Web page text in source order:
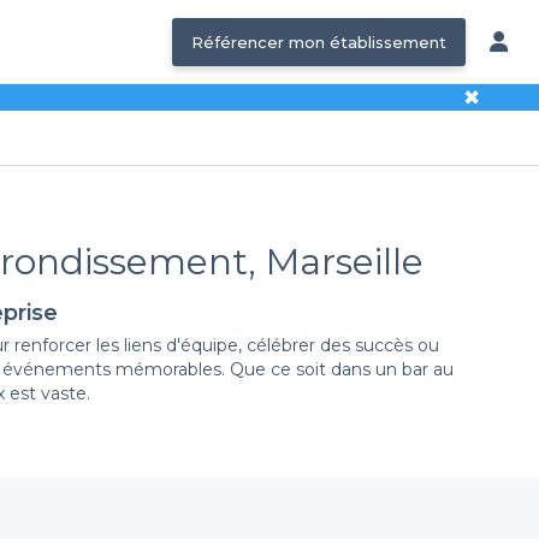
Référencer mon établissement
✖
Marseille
les liens d'équipe, célébrer des succès ou
mémorables. Que ce soit dans un bar au
est vaste.
de bars élégants et conviviaux qui sauront
ou même les services proposés. Avec des